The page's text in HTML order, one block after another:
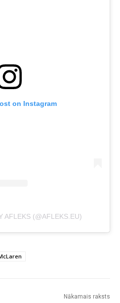
on Instagram
AFLEKS (@AFLEKS.EU)
Nākamais raksts